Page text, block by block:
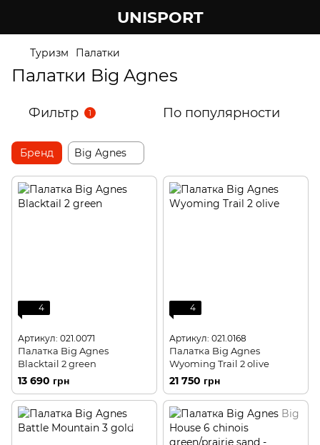
UNISPORT
Туризм Палатки
Палатки Big Agnes
Фильтр 1 По популярности
Бренд Big Agnes
4
Артикул: 021.0071
Палатка Big Agnes
Blacktail 2 green
13 690 грн
4
Артикул: 021.0168
Палатка Big Agnes
Wyoming Trail 2 olive
21 750 грн